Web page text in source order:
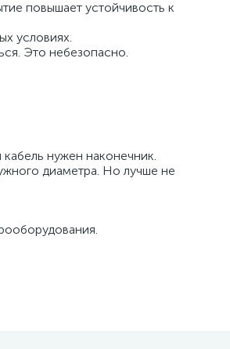
повышает устойчивость к
условиях.
Это небезопасно.
нужен наконечник.
диаметра. Но лучше не